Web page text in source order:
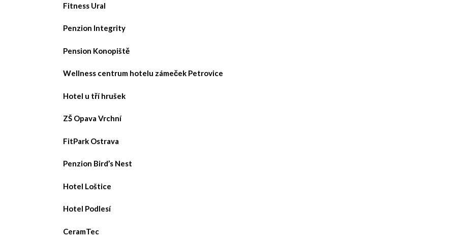
Fitness Ural
Penzion Integrity
Pension Konopiště
Wellness centrum hotelu zámeček Petrovice
Hotel u tří hrušek
ZŠ Opava Vrchní
FitPark Ostrava
Penzion Bird’s Nest
Hotel Loštice
Hotel Podlesí
CeramTec